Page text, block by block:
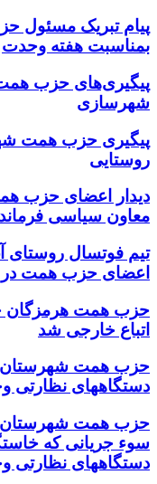
پیام تبریک
بمناسبت هفته وحدت
پیگیری‌های حزب
شهرسازی
پیگیری حزب همت
روستایی
دیدار اعضای حزب
معاون سیاسی
تیم فوتسال
اعضای حزب همت
حزب همت هرمزگان
اتباع خارجی شد
حزب همت شهرستان
دستگاههای نظارتی
حزب همت شهرستان
سوء جریانی که
دستگاههای نظارتی